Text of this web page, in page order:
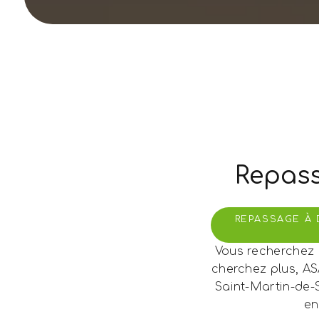
REPASSAGE
Vous
cherchez plus,
Saint-Martin-de-